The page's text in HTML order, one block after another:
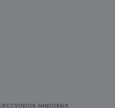
мировых